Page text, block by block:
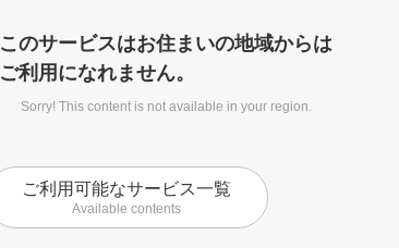
このサービスはお住まいの地域からは
ご利用になれません。
Sorry! This content is not available in your region.
ご利用可能なサービス一覧
Available contents